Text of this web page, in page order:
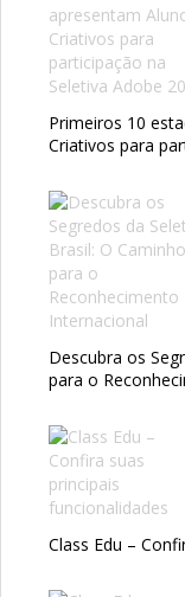
Primeiros 10
Criativos para
Descubra os
para o
Class Edu –